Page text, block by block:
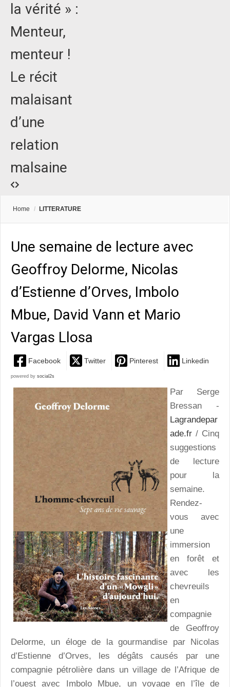
la vérité » :
Menteur,
menteur !
Le récit
malaisant
d’une
relation
malsaine
Home / LITTERATURE
Une semaine de lecture avec
Geoffroy Delorme, Nicolas
d’Estienne d’Orves, Imbolo
Mbue, David Vann et Mario
Vargas Llosa
Facebook Twitter Pinterest Linkedin
powered by social2s
Par Serge
Bressan -
Lagrandepar
ade.fr / Cinq
suggestions
de lecture
pour la
semaine.
Rendez-
vous avec
une
immersion
en forêt et
avec les
chevreuils
en
compagnie
de Geoffroy
Delorme, un éloge de la gourmandise par Nicolas
d’Estienne d’Orves, les dégâts causés par une
compagnie pétrolière dans un village de l’Afrique de
l’ouest avec Imbolo Mbue, un voyage en l’île de